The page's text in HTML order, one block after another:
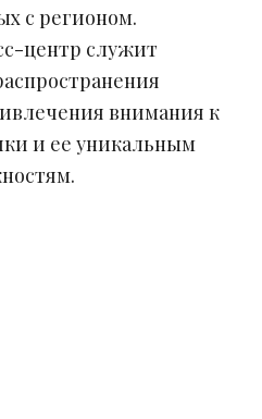
с регионом.
центр служит
внимания к
и ее уникальным